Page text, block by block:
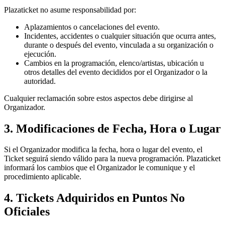
Plazaticket no asume responsabilidad por:
Aplazamientos o cancelaciones del evento.
Incidentes, accidentes o cualquier situación que ocurra antes,
durante o después del evento, vinculada a su organización o
ejecución.
Cambios en la programación, elenco/artistas, ubicación u
otros detalles del evento decididos por el Organizador o la
autoridad.
Cualquier reclamación sobre estos aspectos debe dirigirse al
Organizador.
3. Modificaciones de Fecha, Hora o Lugar
Si el Organizador modifica la fecha, hora o lugar del evento, el
Ticket seguirá siendo válido para la nueva programación. Plazaticket
informará los cambios que el Organizador le comunique y el
procedimiento aplicable.
4. Tickets Adquiridos en Puntos No
Oficiales